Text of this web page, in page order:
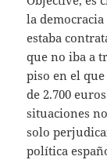
la
estaba
que no iba a
piso en el
de 2.700
situaciones
solo
política